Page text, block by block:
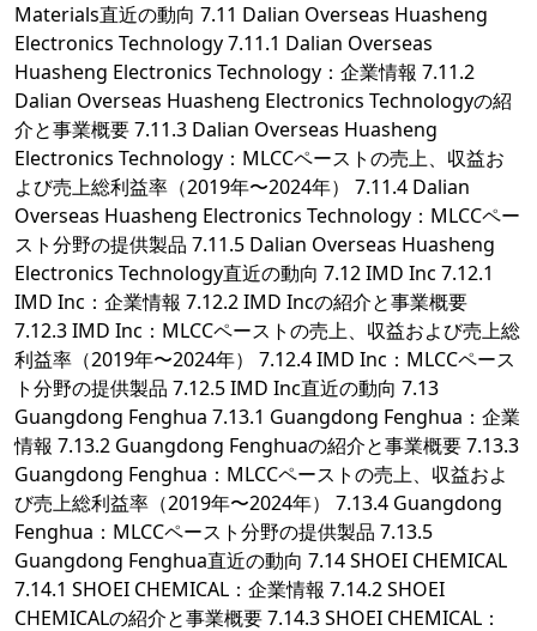
Materials直近の動向 7.11 Dalian Overseas Huasheng
Electronics Technology 7.11.1 Dalian Overseas
Huasheng Electronics Technology：企業情報 7.11.2
Dalian Overseas Huasheng Electronics Technologyの紹
介と事業概要 7.11.3 Dalian Overseas Huasheng
Electronics Technology：MLCCペーストの売上、収益お
よび売上総利益率（2019年〜2024年） 7.11.4 Dalian
Overseas Huasheng Electronics Technology：MLCCペー
スト分野の提供製品 7.11.5 Dalian Overseas Huasheng
Electronics Technology直近の動向 7.12 IMD Inc 7.12.1
IMD Inc：企業情報 7.12.2 IMD Incの紹介と事業概要
7.12.3 IMD Inc：MLCCペーストの売上、収益および売上総
利益率（2019年〜2024年） 7.12.4 IMD Inc：MLCCペース
ト分野の提供製品 7.12.5 IMD Inc直近の動向 7.13
Guangdong Fenghua 7.13.1 Guangdong Fenghua：企業
情報 7.13.2 Guangdong Fenghuaの紹介と事業概要 7.13.3
Guangdong Fenghua：MLCCペーストの売上、収益およ
び売上総利益率（2019年〜2024年） 7.13.4 Guangdong
Fenghua：MLCCペースト分野の提供製品 7.13.5
Guangdong Fenghua直近の動向 7.14 SHOEI CHEMICAL
7.14.1 SHOEI CHEMICAL：企業情報 7.14.2 SHOEI
CHEMICALの紹介と事業概要 7.14.3 SHOEI CHEMICAL：